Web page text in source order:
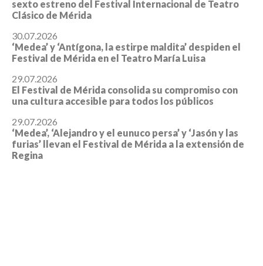
sexto estreno del Festival Internacional de Teatro
Clásico de Mérida
30.07.2026
‘Medea’ y ‘Antígona, la estirpe maldita’ despiden el
Festival de Mérida en el Teatro María Luisa
29.07.2026
El Festival de Mérida consolida su compromiso con
una cultura accesible para todos los públicos
29.07.2026
‘Medea’, ‘Alejandro y el eunuco persa’ y ‘Jasón y las
furias’ llevan el Festival de Mérida a la extensión de
Regina